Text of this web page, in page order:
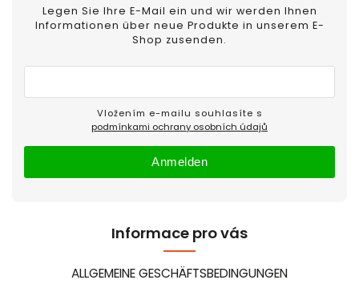
Informace pro vás
ALLGEMEINE GESCHÄFTSBEDINGUNGEN
Legen Sie Ihre E-Mail ein und wir werden Ihnen
Informationen über neue Produkte in unserem E-
Shop zusenden.
podmínkami ochrany osobních údajů
Anmelden